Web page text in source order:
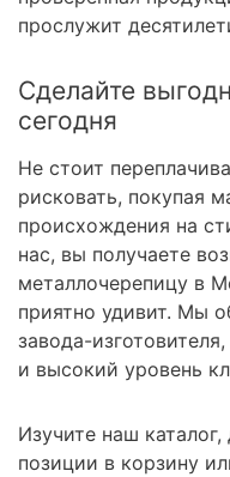
прослужит
Сделайте
сегодня
Не стоит
рисковать, покупая
происхождения на
нас, вы получаете
металлочерепицу в
приятно удивит. Мы
завода-
и высокий уровень
Изучите наш
позиции в корзину